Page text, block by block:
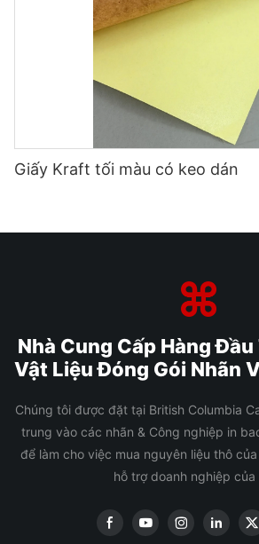
Giấy Kraft tối màu có keo dán
Nhà Cung Cấp Hàng Đầu
Vật Liệu Đóng Gói Nhãn
Chúng tôi được đặt tại British Columbia
trung vào các nhãn & Công nghiệp in
để làm cho việc mua nguyên liệu thô
hỗ trợ doanh nghiệp của